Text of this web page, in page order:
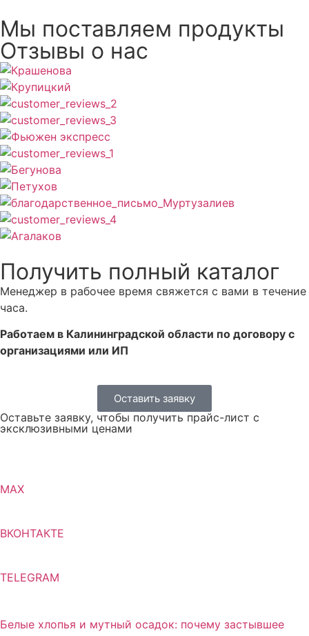
Мы поставляем продукты
Отзывы о нас
Получить полный каталог
Менеджер в рабочее время свяжется с вами в течение
часа.
Работаем в Калининградской области по договору с
организациями или ИП
Оставить заявку
Оставьте заявку, чтобы получить прайс-лист с
эксклюзивными ценами
MAX
ВКОНТАКТЕ
TELEGRAM
Белые хлопья и мутный осадок: почему застывшее